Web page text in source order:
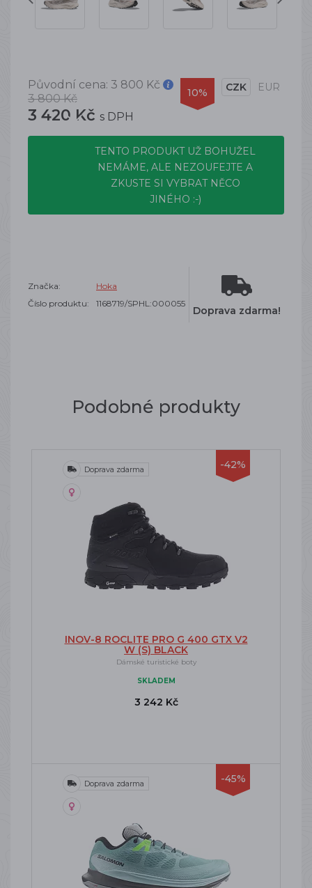
Původní cena: 3 800 Kč
3 800 Kč
3 420 Kč s DPH
10% CZK EUR
TENTO PRODUKT UŽ BOHUŽEL
NEMÁME, ALE NEZOUFEJTE A
ZKUSTE SI VYBRAT NĚCO
JINÉHO :-)
Značka:
Hoka
Číslo produktu:
1168719/SPHL:000055
Doprava zdarma!
Podobné produkty
-42%
Doprava zdarma
INOV-8 ROCLITE PRO G 400 GTX V2
W (S) BLACK
Dámské turistické boty
SKLADEM
3 242 Kč
-45%
Doprava zdarma